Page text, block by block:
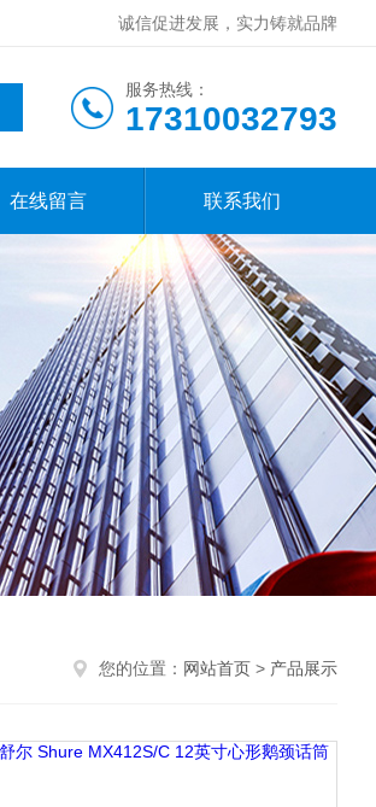
诚信促进发展，实力铸就品牌
服务热线：
17310032793
在线留言 联系我们
您的位置： 网站首页 > 产品展示